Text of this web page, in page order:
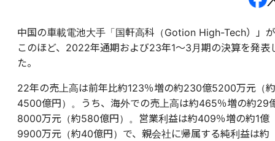
中国の車載電池大手「国軒高科（Gotion High-Tech）」が
このほど、2022年通期および23年1～3月期の決算を発表
た。
22年の売上高は前年比約123％増の約230億5200万元（約
4500億円）。うち、海外での売上高は約465％増の約29
8000万元（約580億円）。営業利益は約409％増の約1億
9900万元（約40億円）で、親会社に帰属する純利益は約